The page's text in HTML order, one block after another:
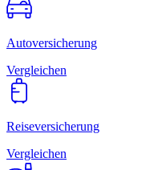
Autoversicherung
Vergleichen
Reiseversicherung
Vergleichen